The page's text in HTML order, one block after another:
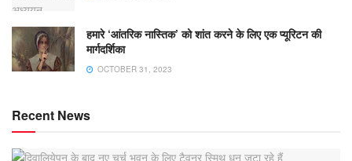
हमारे ‘आंतरिक नास्तिक’ को शांत करने के लिए एक प्यूरिटन की
मार्गदर्शिका
OCTOBER 31, 2023
Recent News